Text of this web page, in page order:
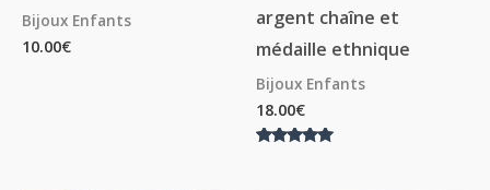
Bijoux Enfants
10.00€
argent chaîne et
médaille ethnique
Bijoux Enfants
18.00€